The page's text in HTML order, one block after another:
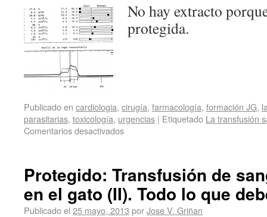
No hay extracto
protegida.
Publicado en cardiologia, cirugía, farmacología, formación JG,
parasitarias, toxicología, urgencias | Etiquetado La transfusión
Comentarios desactivados
Protegido: Transfusión de
en el gato (II). Todo lo que
Publicado el 25 mayo, 2013 porJose V. Griñan